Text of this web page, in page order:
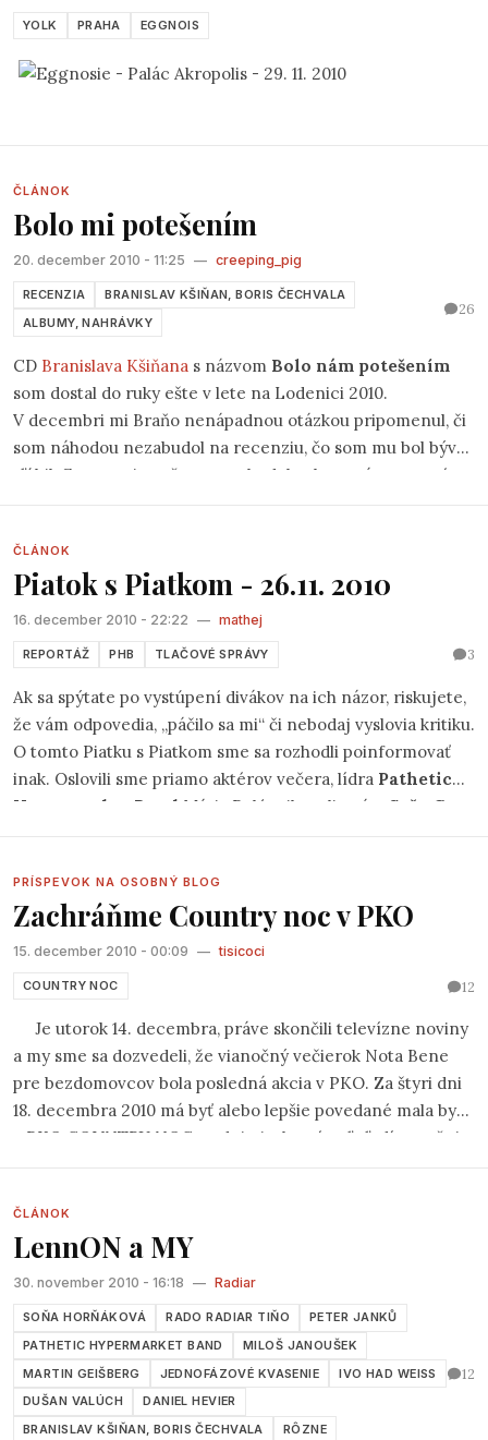
YOLK PRAHA EGGNOIS
ČLÁNOK
Bolo mi potešením
20. december 2010 - 11:25 — creeping_pig
RECENZIA
BRANISLAV KŠIŇAN, BORIS ČECHVALA
ALBUMY, NAHRÁVKY
26
CD Branislava Kšiňana s názvom Bolo nám potešením
som dostal do ruky ešte v lete na Lodenici 2010.
V decembri mi Braňo nenápadnou otázkou pripomenul, či
som náhodou nezabudol na recenziu, čo som mu bol býval
sľúbil. Samozrejme, že som zabudol, tak naprávam staré
ČLÁNOK
Piatok s Piatkom - 26.11. 2010
16. december 2010 - 22:22 — mathej
REPORTÁŽ PHB TLAČOVÉ SPRÁVY 3
Ak sa spýtate po vystúpení divákov na ich názor, riskujete,
že vám odpovedia, „páčilo sa mi“ či nebodaj vyslovia kritiku.
O tomto Piatku s Piatkom sme sa rozhodli poinformovať
inak. Oslovili sme priamo aktérov večera, lídra Pathetic
Hypermarket Band Mária Polónyiho a literáta
Sašu Gr.
PRÍSPEVOK NA OSOBNÝ BLOG
Zachráňme Country noc v PKO
15. december 2010 - 00:09 — tisicoci
COUNTRY NOC 12
Je utorok 14. decembra, práve skončili televízne noviny
a my sme sa dozvedeli, že vianočný večierok Nota Bene
pre bezdomovcov bola posledná akcia v PKO. Za štyri dni
18. decembra 2010 má byť alebo lepšie povedané mala byť
v PKO COUNTRY NOC, podujatie, ktoré veľa ľudí považuje
ČLÁNOK
LennON a MY
30. november 2010 - 16:18 — Radiar
SOŇA HORŇÁKOVÁ RADO RADIAR TIŇO
PETER JANKŮ
PATHETIC HYPERMARKET BAND
MILOŠ JANOUŠEK
MARTIN GEIŠBERG
JEDNOFÁZOVÉ KVASENIE
IVO HAD WEISS
DUŠAN VALÚCH
DANIEL HEVIER
BRANISLAV KŠIŇAN, BORIS ČECHVALA
RÔZNE
12